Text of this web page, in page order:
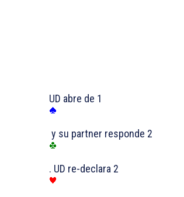
UD abre de 1
y su partner responde 2
. UD re-declara 2